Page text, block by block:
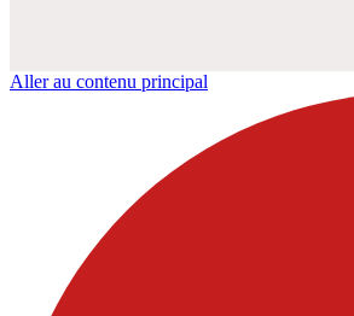
Aller au contenu principal